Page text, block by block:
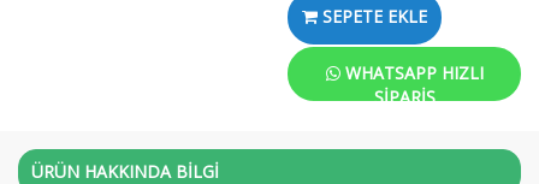
SEPETE EKLE
WHATSAPP HIZLI
SIPARIŞ
ÜRÜN HAKKINDA BİLGİ